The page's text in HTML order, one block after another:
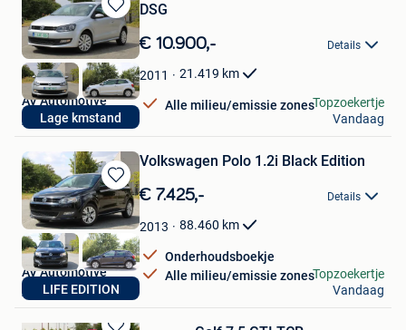
Bewaren
in
Mijn
Favorieten
Lage kmstand
DSG
€ 10.900,- Details
2011 21.419 km
Alle milieu/emissie zones
AV Automotive
Antwerpen
Topzoekertje
Vandaag
Bewaren
in
Mijn
Favorieten
LIFE EDITION
Volkswagen Polo 1.2i Black Edition
€ 7.425,- Details
2013 88.460 km
Onderhoudsboekje
Alle milieu/emissie zones
AV Automotive
Antwerpen
Topzoekertje
Vandaag